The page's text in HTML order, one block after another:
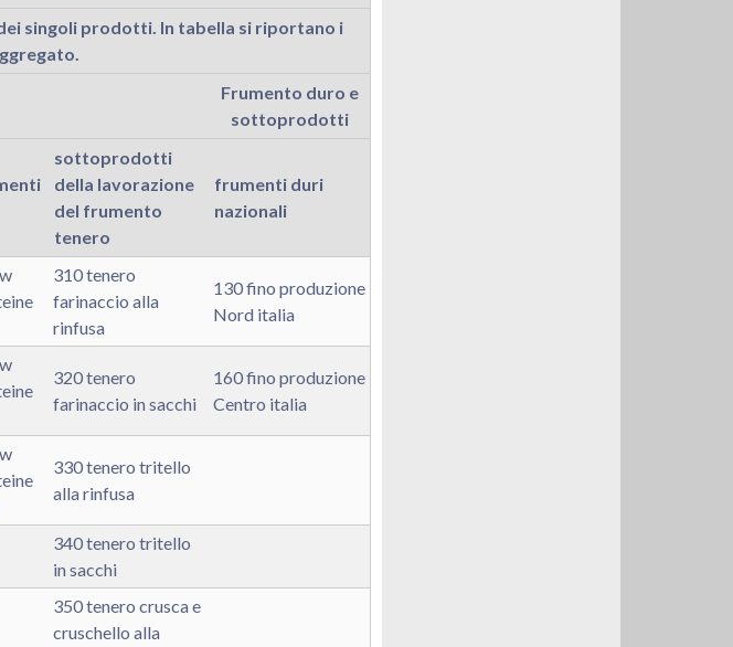
singoli prodotti. In tabella si riportano i
Frumento duro e
sottoprodotti
sottoprodotti
della lavorazione
del frumento
tenero
frumenti duri
nazionali
310 tenero
farinaccio alla
rinfusa
130 fino produzione
Nord italia
320 tenero
farinaccio in sacchi
160 fino produzione
Centro italia
330 tenero tritello
alla rinfusa
340 tenero tritello
in sacchi
350 tenero crusca e
cruschello alla